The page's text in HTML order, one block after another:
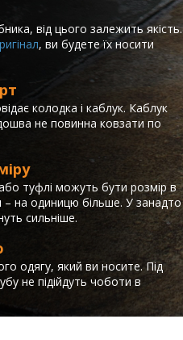
від цього залежить якість.
, ви будете їх носити
колодка і каблук. Каблук
не повинна ковзати по
туфлі можуть бути розмір в
– на одиницю більше. У занадто
сильніше.
одягу, який ви носите. Під
не підійдуть чоботи в